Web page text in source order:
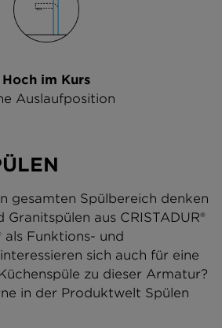
Hoch im Kurs
Auslaufposition
gesamten Spülbereich denken
aus CRISTADUR®
als Funktions- und
sich auch für eine
zu dieser Armatur?
in der Produktwelt Spülen